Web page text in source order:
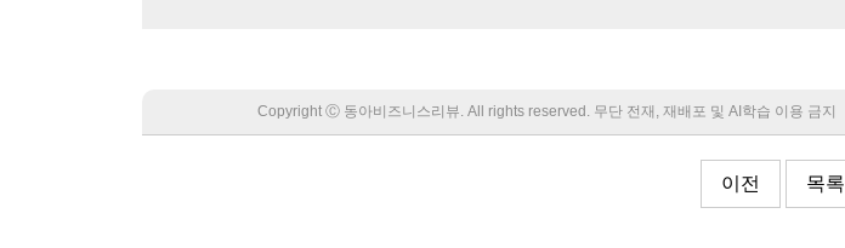
Copyright Ⓒ 동아비즈니스리뷰. All rights reserved. 무단 전재, 재배포 및 AI학습 이용 금지
이전 목록